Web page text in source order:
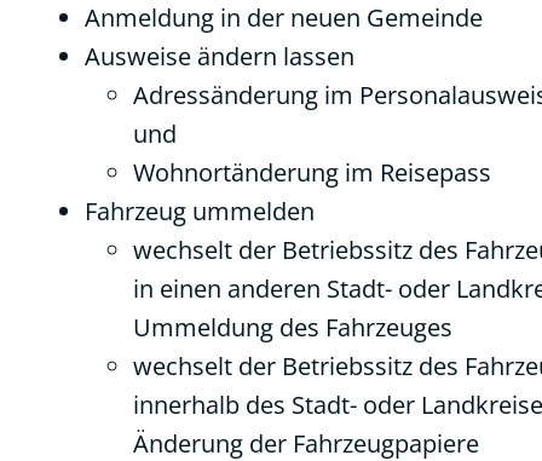
Anmeldung in der neuen Gemeinde
Ausweise ändern lassen
Adressänderung im
und
Wohnortänderung im Reisepass
Fahrzeug ummelden
wechselt der Betriebssitz des
in einen anderen Stadt- oder
Ummeldung des Fahrzeuges
wechselt der Betriebssitz des
innerhalb des Stadt- oder
Änderung der Fahrzeugpapiere